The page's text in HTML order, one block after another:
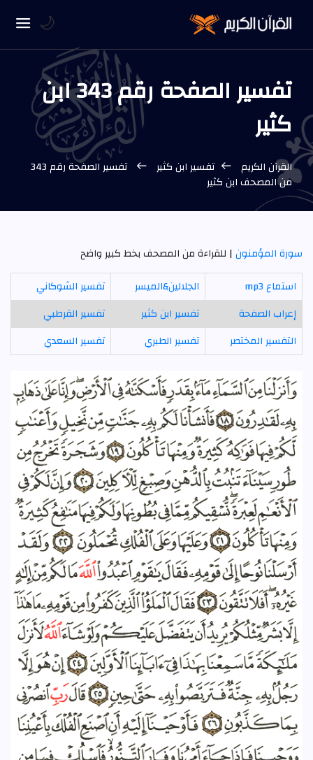
تفسير الصفحة رقم 343 ابن
كثير
القرآن الكريم تفسير ابن كثير
تفسير الصفحة رقم 343
من المصحف ابن كثير
سورة المؤمنون| للقراءة من المصحف بخط كبير واضح
استماع mp3
الجلالين&الميسر
تفسير الشوكاني
إعراب الصفحة
تفسير ابن كثير
تفسير القرطبي
التفسير المختصر
تفسير الطبري تفسير السعدي
🌙